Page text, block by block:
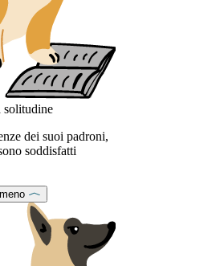
solitudine
dei suoi padroni,
soddisfatti